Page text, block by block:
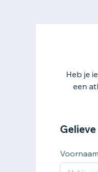
Heb je
een
Voornaam